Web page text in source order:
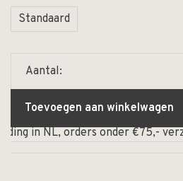
Standaard
Aantal:
Toevoegen aan winkelwagen
in NL, orders onder €75,-